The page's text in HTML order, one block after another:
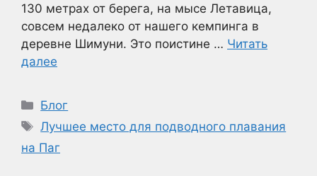
130 метрах от берега, на мысе Летавица,
совсем недалеко от нашего кемпинга в
деревне Шимуни. Это поистине … Читать
далее
Рубрики
Блог
Метки
Лучшее место для подводного плавания
на Паг